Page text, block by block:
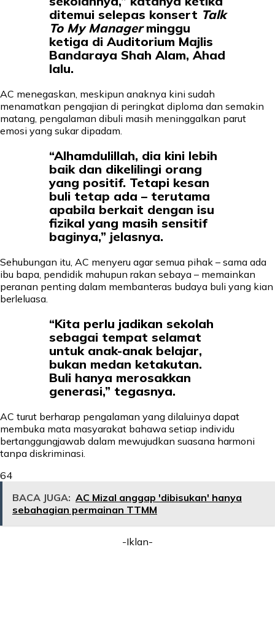
ditemui selepas konsert Talk
To My Managerminggu
ketiga di Auditorium Majlis
Bandaraya Shah Alam, Ahad
lalu.
AC menegaskan, meskipun anaknya kini sudah
menamatkan pengajian di peringkat diploma dan semakin
matang, pengalaman dibuli masih meninggalkan parut
emosi yang sukar dipadam.
“Alhamdulillah, dia kini lebih
baik dan dikelilingi orang
yang positif. Tetapi kesan
buli tetap ada – terutama
apabila berkait dengan isu
fizikal yang masih sensitif
baginya,” jelasnya.
Sehubungan itu, AC menyeru agar semua pihak – sama ada
ibu bapa, pendidik mahupun rakan sebaya – memainkan
peranan penting dalam membanteras budaya buli yang kian
berleluasa.
“Kita perlu jadikan sekolah
sebagai tempat selamat
untuk anak-anak belajar,
bukan medan ketakutan.
Buli hanya merosakkan
generasi,” tegasnya.
AC turut berharap pengalaman yang dilaluinya dapat
membuka mata masyarakat bahawa setiap individu
bertanggungjawab dalam mewujudkan suasana harmoni
tanpa diskriminasi.
64
BACA JUGA: AC Mizal anggap 'dibisukan' hanya
sebahagian permainan TTMM
-Iklan-